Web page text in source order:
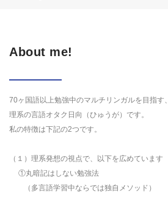
About me!
70ヶ国語以上勉強中のマルチリンガルを目指す、
理系の言語オタク日向（ひゅうが）です。
私の特徴は下記の2つです。
（１）理系発想の視点で、以下を広めています
①丸暗記はしない勉強法
（多言語学習中ならでは独自メソッド）